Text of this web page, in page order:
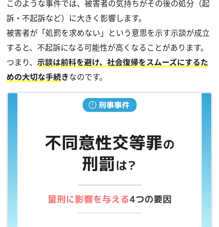
このような事件では、被害者の気持ちがその後の処分（起
訴・不起訴など）に大きく影響します。
被害者が「処罰を求めない」という意思を示す示談が成立
すると、不起訴になる可能性が高くなることがあります。
つまり、 示談は前科を避け、社会復帰をスムーズにするた
めの大切な手続きなのです。